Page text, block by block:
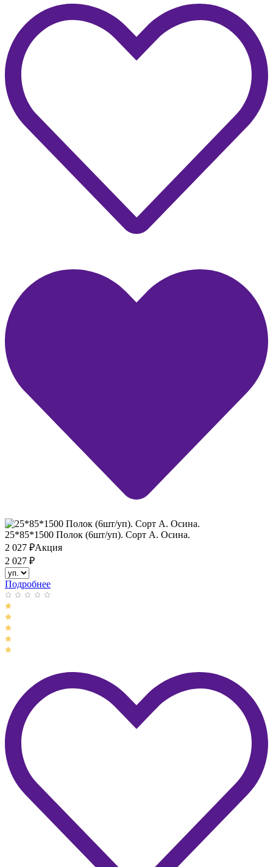
25*85*1500 Полок (6шт/уп). Сорт А. Осина.
2 027 ₽Акция
2 027 ₽
Подробнее